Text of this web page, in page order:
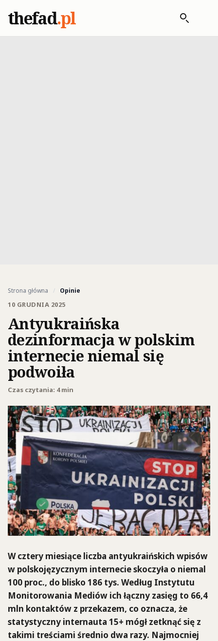
thefad.pl
Strona główna / Opinie
10 GRUDNIA 2025
Antyukraińska
dezinformacja w polskim
internecie niemal się
podwoiła
Czas czytania: 4 min
W cztery miesiące liczba antyukraińskich wpisów
w polskojęzycznym internecie skoczyła o niemal
100 proc., do blisko 186 tys. Według Instytutu
Monitorowania Mediów ich łączny zasięg to 66,4
mln kontaktów z przekazem, co oznacza, że
statystyczny internauta 15+ mógł zetknąć się z
takimi treściami średnio dwa razy. Najmocniej